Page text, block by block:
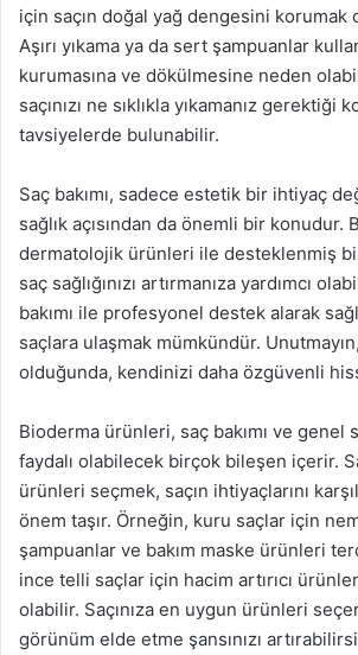
için saçın doğal yağ dengesini korumak
Aşırı yıkama ya da sert şampuanlar
kurumasına ve dökülmesine neden
saçınızı ne sıklıkla yıkamanız gerektiği
tavsiyelerde bulunabilir.
Saç bakımı, sadece estetik bir ihtiyaç
sağlık açısından da önemli bir konudur.
dermatolojik ürünleri ile desteklenmiş
saç sağlığınızı artırmanıza yardımcı
bakımı ile profesyonel destek alarak
saçlara ulaşmak mümkündür. Unutmayın,
olduğunda, kendinizi daha özgüvenli
Bioderma ürünleri, saç bakımı ve genel
faydalı olabilecek birçok bileşen içerir.
ürünleri seçmek, saçın ihtiyaçlarını
önem taşır. Örneğin, kuru saçlar için
şampuanlar ve bakım maske ürünleri
ince telli saçlar için hacim artırıcı
olabilir. Saçınıza en uygun ürünleri
görünüm elde etme şansınızı